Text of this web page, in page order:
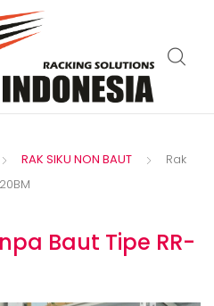
RAK SIKU NON BAUT
Rak
Baut Tipe RR-